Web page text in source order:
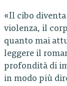
«Il cibo
violenza, il
quanto mai
leggere il
profondità di
in modo più